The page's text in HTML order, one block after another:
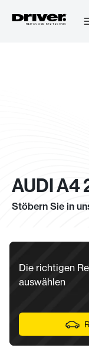
AUDI A4
Stöbern Sie in
Die richtigen
auswählen